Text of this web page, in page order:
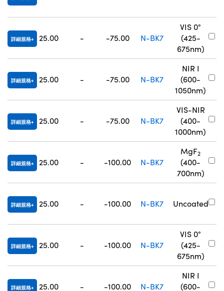
詳細規格 25.00 - -75.00 N-BK7
VIS 0°
(425-
675nm)
詳細規格 25.00 - -75.00 N-BK7
NIR I
(600-
1050nm)
詳細規格 25.00 - -75.00 N-BK7
VIS-NIR
(400-
1000nm)
詳細規格 25.00 - -100.00 N-BK7
MgF2
(400-
700nm)
詳細規格 25.00 - -100.00 N-BK7 Uncoated
詳細規格 25.00 - -100.00 N-BK7
VIS 0°
(425-
675nm)
詳細規格 25.00 - -100.00 N-BK7
NIR I
(600-